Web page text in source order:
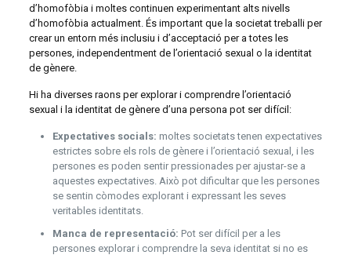
d’homofòbia i moltes continuen experimentant alts nivells
d’homofòbia actualment. És important que la societat treballi per
crear un entorn més inclusiu i d’acceptació per a totes les
persones, independentment de l’orientació sexual o la identitat
de gènere.
Hi ha diverses raons per explorar i comprendre l’orientació
sexual i la identitat de gènere d’una persona pot ser difícil:
Expectatives socials: moltes societats tenen expectatives
estrictes sobre els rols de gènere i l’orientació sexual, i les
persones es poden sentir pressionades per ajustar-se a
aquestes expectatives. Això pot dificultar que les persones
se sentin còmodes explorant i expressant les seves
veritables identitats.
Manca de representació: Pot ser difícil per a les
persones explorar i comprendre la seva identitat si no es